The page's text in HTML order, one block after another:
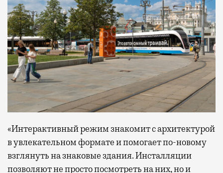
«Интерактивный режим знакомит с архитектурой
в увлекательном формате и помогает по-новому
взглянуть на знаковые здания. Инсталляции
позволяют не просто посмотреть на них, но и